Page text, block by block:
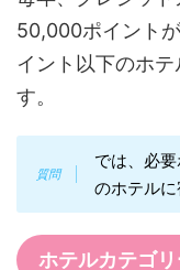
50,000ポイント
イント以下のホ
す。
では、必
のホテル
ホテルカテゴ